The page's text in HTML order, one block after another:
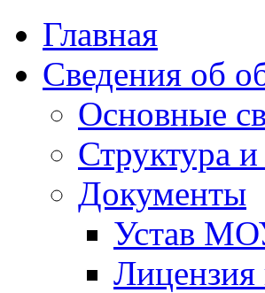
Главная
Сведения об
Основные
Структура
Документы
Устав
Лицензия